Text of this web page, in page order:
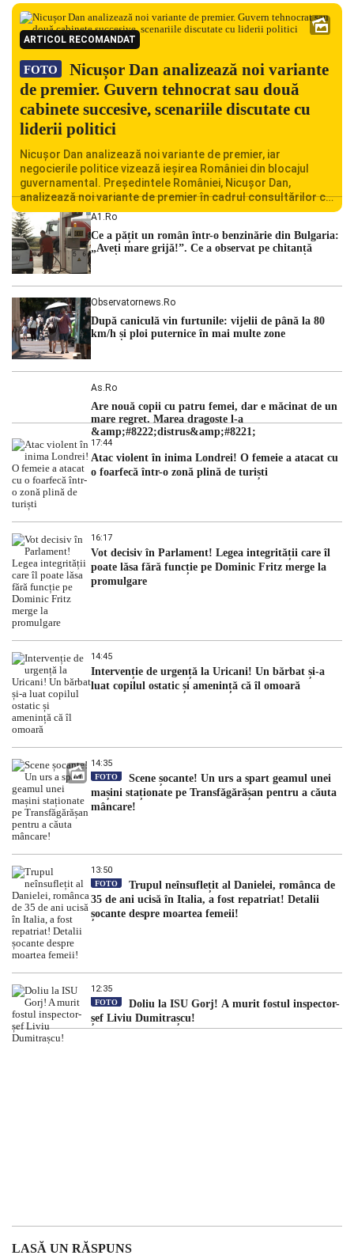
ARTICOL RECOMANDAT
FOTO
Nicușor Dan analizează noi variante
de premier. Guvern tehnocrat sau două
cabinete succesive, scenariile discutate cu
liderii politici
Nicușor Dan analizează noi variante de premier, iar
negocierile politice vizează ieșirea României din blocajul
guvernamental. Președintele României, Nicușor Dan,
analizează noi variante de premier în cadrul consultărilor cu
liderii politici. Ciprian Ciucu vorbește despre scenariul unui
guvern tehnocrat și despre posibilitatea a două cabinete
succesive. Nicușor Dan analizează noi variante de premier
România traversează […]
A1.ro
Ce a pățit un român într-o benzinărie din Bulgaria:
„Aveți mare grijă!”. Ce a observat pe chitanță
Observatornews.ro
După caniculă vin furtunile: vijelii de până la 80
km/h și ploi puternice în mai multe zone
As.ro
Are nouă copii cu patru femei, dar e măcinat de un
mare regret. Marea dragoste l-a
&amp;#8222;distrus&amp;#8221;
17:44
Atac violent în inima Londrei! O femeie a atacat cu
o foarfecă într-o zonă plină de turiști
16:17
Vot decisiv în Parlament! Legea integrității care îl
poate lăsa fără funcție pe Dominic Fritz merge la
promulgare
14:45
Intervenție de urgență la Uricani! Un bărbat și-a
luat copilul ostatic și amenință că îl omoară
14:35
FOTO
Scene șocante! Un urs a spart geamul unei
mașini staționate pe Transfăgărășan pentru a căuta
mâncare!
13:50
FOTO
Trupul neînsuflețit al Danielei, românca de
35 de ani ucisă în Italia, a fost repatriat! Detalii
șocante despre moartea femeii!
12:35
FOTO
Doliu la ISU Gorj! A murit fostul inspector-
șef Liviu Dumitrașcu!
LASĂ UN RĂSPUNS